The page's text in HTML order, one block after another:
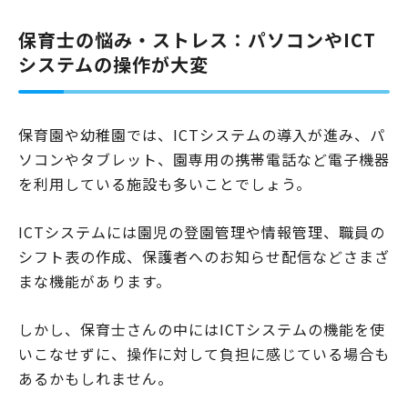
育士の業務負担の原因にもなっているようです。さらに、このような仕
事量の多さや作業負担から、残業が続いたり、休みが取りにくいなどと
いった意見も多く、離職につながるケースも少なくあり…
保育士の悩み・ストレス：パソコンやICT
システムの操作が大変
保育園や幼稚園では、ICTシステムの導入が進み、パ
ソコンやタブレット、園専用の携帯電話など電子機器
を利用している施設も多いことでしょう。
ICTシステムには園児の登園管理や情報管理、職員の
シフト表の作成、保護者へのお知らせ配信などさまざ
まな機能があります。
しかし、保育士さんの中にはICTシステムの機能を使
いこなせずに、操作に対して負担に感じている場合も
あるかもしれません。